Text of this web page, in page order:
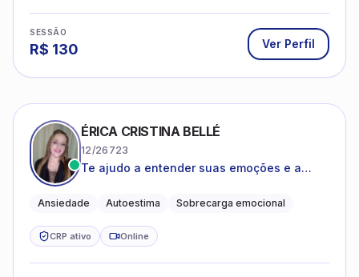
SESSÃO
R$ 130 Ver Perfil
ÉRICA CRISTINA BELLÉ
12/26723
Te ajudo a entender suas emoções e a
que você está vivendo
Ansiedade Autoestima Sobrecarga emocional
CRP ativo Online